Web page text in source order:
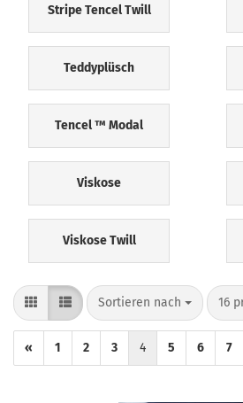
Stripe Tencel Twill
Teddyplüsch
Tencel ™ Modal
Viskose
Viskose Twill
Sortieren nach
Sortieren nach 16
pro
« 1 2 3 4 5 6 7